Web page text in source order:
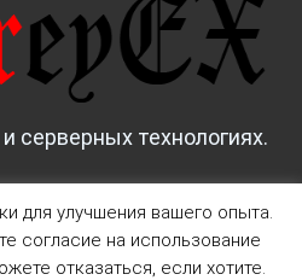
серверных технологиях.
Дизайн и верстка:AndreyEx
для улучшения вашего опыта.
согласие на использование
отказаться, если хотите.